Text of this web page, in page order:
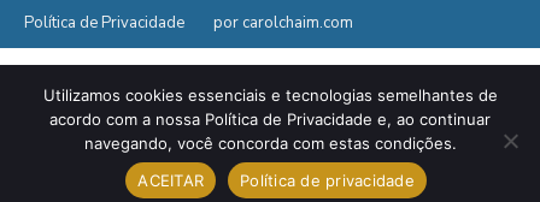
Política de Privacidade por carolchaim.com
Utilizamos cookies essenciais e tecnologias semelhantes de
acordo com a nossa Política de Privacidade e, ao continuar
navegando, você concorda com estas condições.
ACEITAR
Política de privacidade